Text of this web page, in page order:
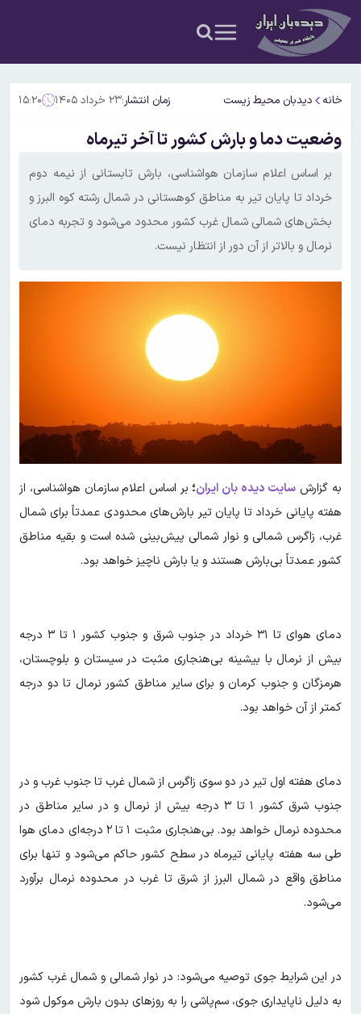
خانه دیدبان محیط زیست زمان انتشار:۲۳ خرداد ۱۴۰۵ ۱۵:۲۰
وضعیت دما و بارش کشور تا آخر تیرماه
بر اساس اعلام سازمان هواشناسی، بارش تابستانی از نیمه دوم
خرداد تا پایان تیر به مناطق کوهستانی در شمال رشته کوه البرز و
بخش‌های شمالی شمال غرب کشور محدود می‌شود و تجربه دمای
نرمال و بالاتر از آن دور از انتظار نیست.
به گزارش سایت دیده بان ایران؛ بر اساس اعلام سازمان هواشناسی، از
هفته پایانی خرداد تا پایان تیر بارش‌های محدودی عمدتاً برای شمال
غرب، زاگرس شمالی و نوار شمالی پیش‌بینی شده است و بقیه مناطق
کشور عمدتاً بی‌بارش هستند و یا بارش ناچیز خواهد بود.
دمای هوای تا ۳۱ خرداد در جنوب شرق و جنوب کشور ۱ تا ۳ درجه
بیش از نرمال با بیشینه بی‌هنجاری مثبت در سیستان و بلوچستان،
هرمزگان و جنوب کرمان و برای سایر مناطق کشور نرمال تا دو درجه
کمتر از آن خواهد بود.
دمای هفته اول تیر در دو سوی زاگرس از شمال غرب تا جنوب غرب و در
جنوب شرق کشور ۱ تا ۳ درجه بیش از نرمال و در سایر مناطق در
محدوده نرمال خواهد بود. بی‌هنجاری مثبت ۱ تا ۲ درجه‌ای دمای هوا
طی سه هفته پایانی تیرماه در سطح کشور حاکم می‌شود و تنها برای
مناطق واقع در شمال البرز از شرق تا غرب در محدوده نرمال برآورد
می‌شود.
در این شرایط جوی توصیه می‌شود: در نوار شمالی و شمال غرب کشور
به دلیل ناپایداری جوی، سم‌پاشی را به روزهای بدون بارش موکول شود